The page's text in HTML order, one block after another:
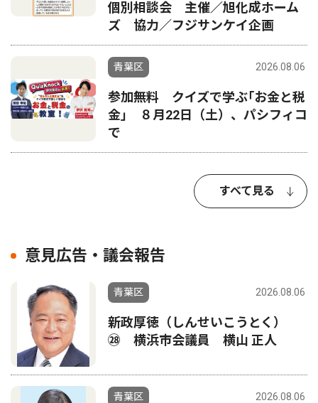
個別相談会 主催／旭化成ホーム
ズ 協力／フジサンケイ企画
青葉区 2026.08.06
参加無料 クイズで学ぶ｢お金と税
金｣ ８月22日（土）、パシフィコ
で
すべて見る
意見広告・議会報告
青葉区 2026.08.06
新政厚徳（しんせいこうとく）
㉘ 横浜市会議員 横山 正人
青葉区 2026.08.06